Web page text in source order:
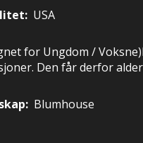
USA
for Ungdom / Voksne)
Den får derfor
Blumhouse